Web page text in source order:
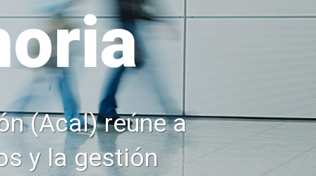
(Acal) reúne a
y la gestión